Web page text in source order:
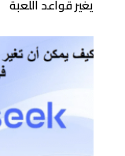
يغير قواعد اللعبة